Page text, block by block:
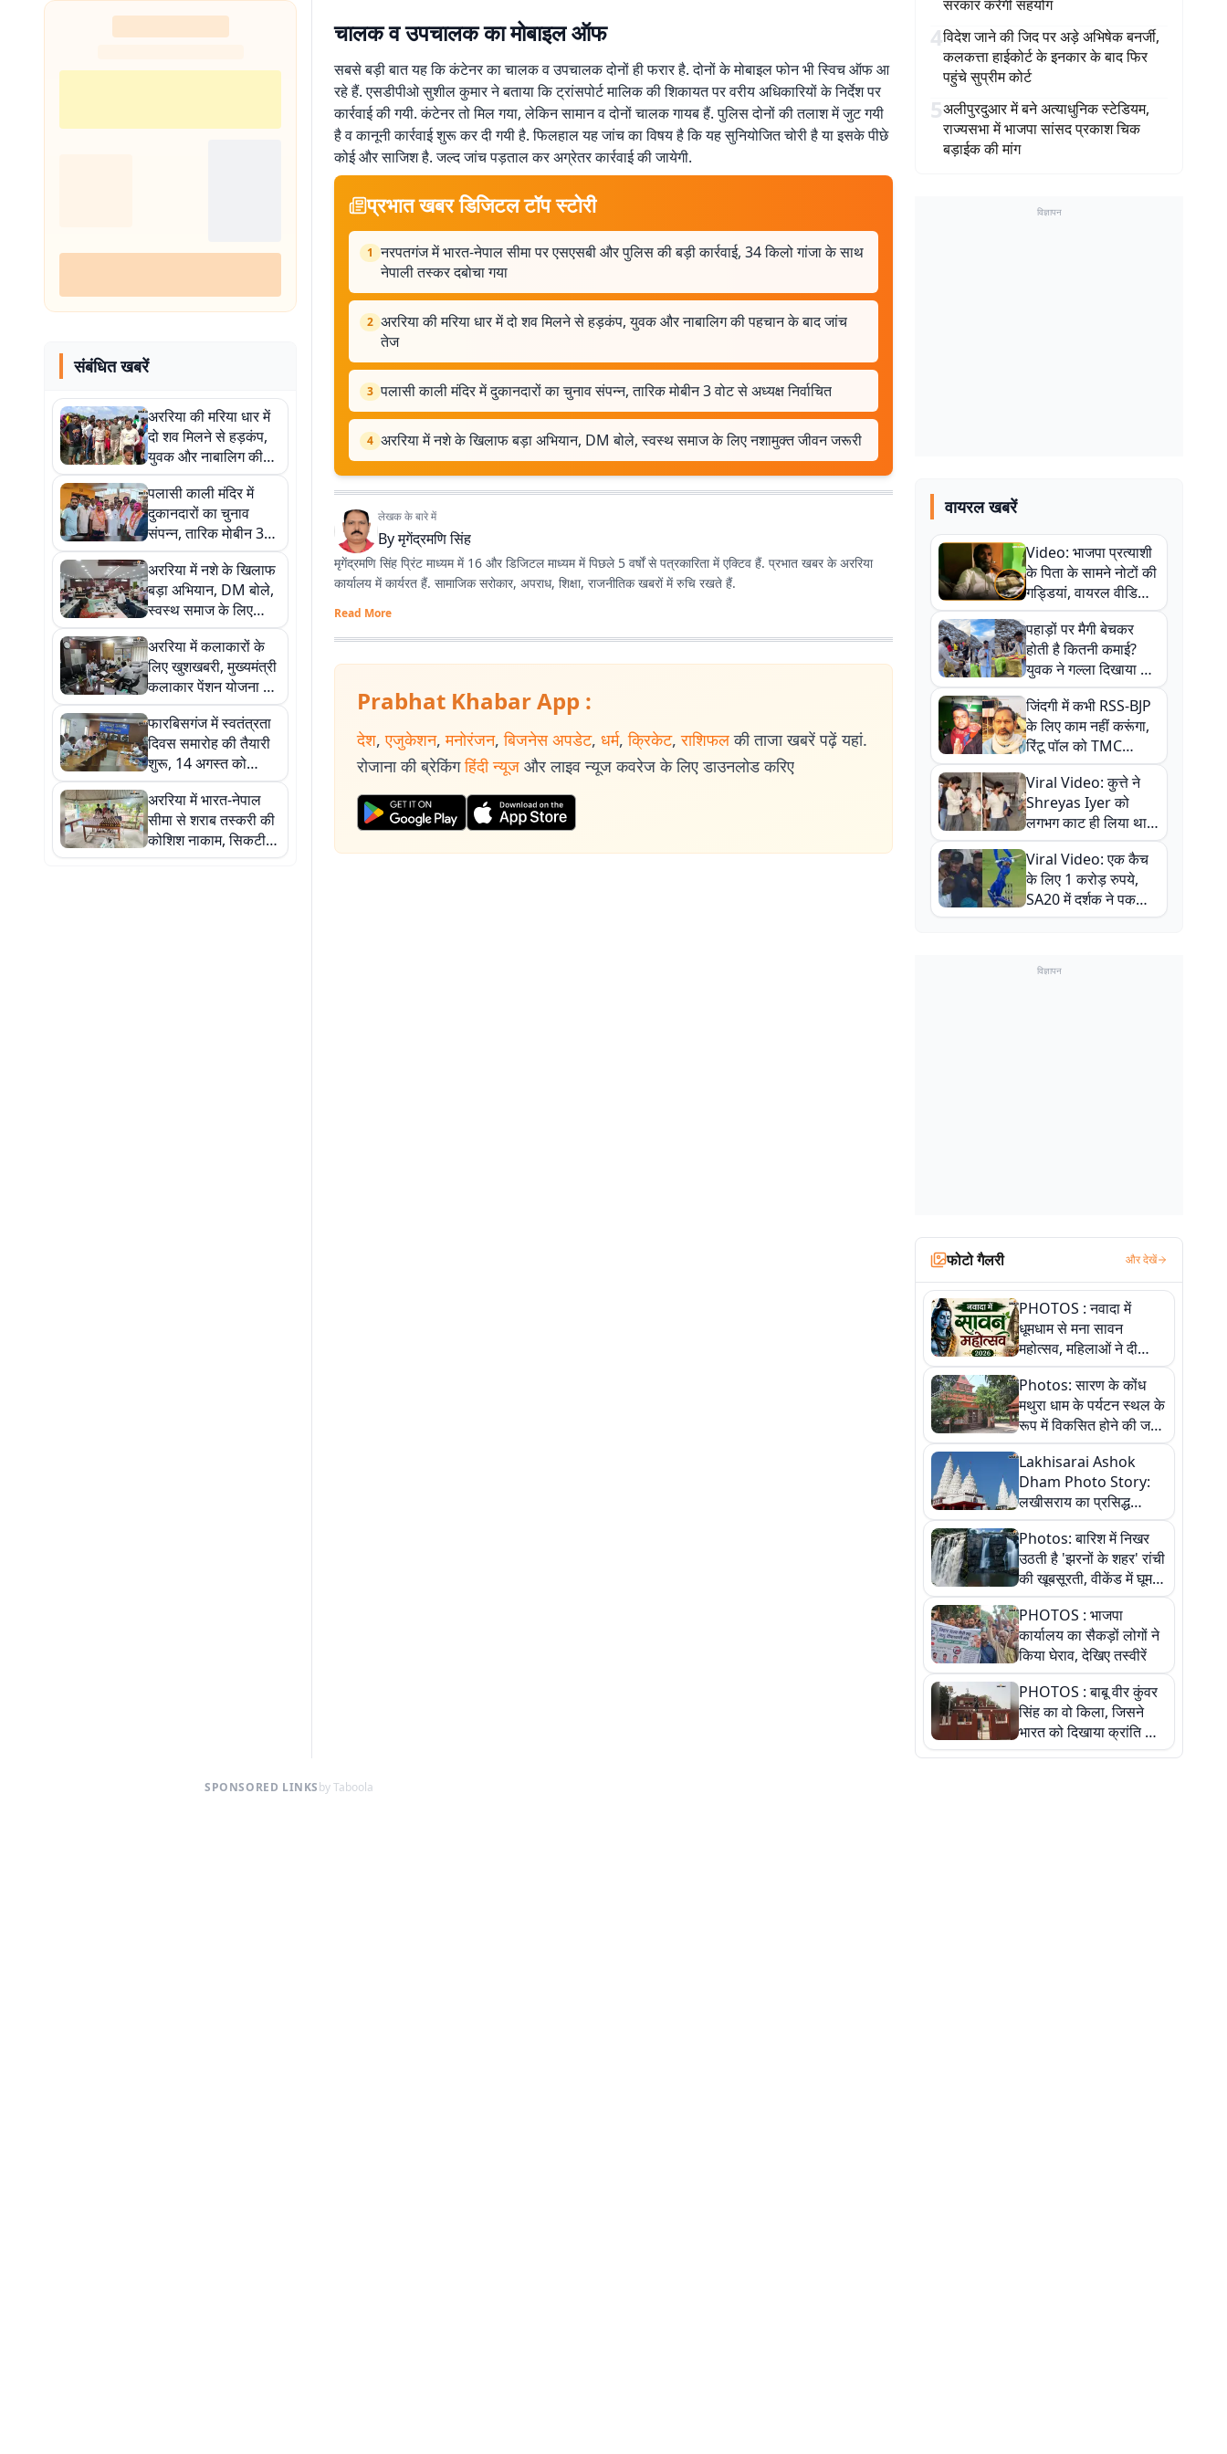
संबंधित खबरें
अररिया की मरिया धार में
दो शव मिलने से हड़कंप,
युवक और नाबालिग की
पहचान के बाद जांच तेज
पलासी काली मंदिर में
दुकानदारों का चुनाव
संपन्न, तारिक मोबीन 3
वोट से अध्यक्ष निर्वाचित
अररिया में नशे के खिलाफ
बड़ा अभियान, DM बोले,
स्वस्थ समाज के लिए
नशामुक्त जीवन जरूरी
अररिया में कलाकारों के
लिए खुशखबरी, मुख्यमंत्री
कलाकार पेंशन योजना के
आवेदनों पर तेज हुई
कार्रवाई
फारबिसगंज में स्वतंत्रता
दिवस समारोह की तैयारी
शुरू, 14 अगस्त को
श्रद्धांजलि कार्यक्रम और
15 को भव्य परेड
अररिया में भारत-नेपाल
सीमा से शराब तस्करी की
कोशिश नाकाम, सिकटी
पुलिस ने 977 बोतल
चालक व उपचालक का मोबाइल ऑफ
सबसे बड़ी बात यह कि कंटेनर का चालक व उपचालक दोनों ही फरार है. दोनों के मोबाइल फोन भी स्विच ऑफ आ
रहे हैं. एसडीपीओ सुशील कुमार ने बताया कि ट्रांसपोर्ट मालिक की शिकायत पर वरीय अधिकारियों के निर्देश पर
कार्रवाई की गयी. कंटेनर तो मिल गया, लेकिन सामान व दोनों चालक गायब हैं. पुलिस दोनों की तलाश में जुट गयी
है व कानूनी कार्रवाई शुरू कर दी गयी है. फिलहाल यह जांच का विषय है कि यह सुनियोजित चोरी है या इसके पीछे
कोई और साजिश है. जल्द जांच पड़ताल कर अग्रेतर कार्रवाई की जायेगी.
प्रभात खबर डिजिटल टॉप स्टोरी
1 नरपतगंज में भारत-नेपाल सीमा पर एसएसबी और पुलिस की बड़ी कार्रवाई, 34 किलो गांजा के साथ
नेपाली तस्कर दबोचा गया
2 अररिया की मरिया धार में दो शव मिलने से हड़कंप, युवक और नाबालिग की पहचान के बाद जांच
तेज
3 पलासी काली मंदिर में दुकानदारों का चुनाव संपन्न, तारिक मोबीन 3 वोट से अध्यक्ष निर्वाचित
4 अररिया में नशे के खिलाफ बड़ा अभियान, DM बोले, स्वस्थ समाज के लिए नशामुक्त जीवन जरूरी
लेखक के बारे में
Byमृगेंद्रमणि सिंह
मृगेंद्रमणि सिंह प्रिंट माध्यम में 16 और डिजिटल माध्यम में पिछले 5 वर्षों से पत्रकारिता में एक्टिव हैं. प्रभात खबर के अररिया
कार्यालय में कार्यरत हैं. सामाजिक सरोकार, अपराध, शिक्षा, राजनीतिक खबरों में रुचि रखते हैं.
Read More
Prabhat Khabar App :
देश, एजुकेशन, मनोरंजन, बिजनेस अपडेट, धर्म, क्रिकेट, राशिफल की ताजा खबरें पढ़ें यहां.
रोजाना की ब्रेकिंग हिंदी न्यूज और लाइव न्यूज कवरेज के लिए डाउनलोड करिए
सरकार करेगी सहयोग
4विदेश जाने की जिद पर अड़े अभिषेक बनर्जी,
कलकत्ता हाईकोर्ट के इनकार के बाद फिर
पहुंचे सुप्रीम कोर्ट
5अलीपुरदुआर में बने अत्याधुनिक स्टेडियम,
राज्यसभा में भाजपा सांसद प्रकाश चिक
बड़ाईक की मांग
विज्ञापन
वायरल खबरें
Video: भाजपा प्रत्याशी
के पिता के सामने नोटों की
गड्डियां, वायरल वीडियो
से राजनीति में उबाल,
अजित महतो बोले- TMC
की गंदी चाल
पहाड़ों पर मैगी बेचकर
होती है कितनी कमाई?
युवक ने गल्ला दिखाया तो
नौकरी वालों के खड़े हो गए
कान
जिंदगी में कभी RSS-BJP
के लिए काम नहीं करूंगा,
रिंटू पॉल को TMC
ऑफिस में ले जाकर पीटा,
Video वायरल
Viral Video: कुत्ते ने
Shreyas Iyer को
लगभग काट ही लिया था,
न्यूजीलैंड सीरीज से पहले
बाल-बाल बचे
Viral Video: एक कैच
के लिए 1 करोड़ रुपये,
SA20 में दर्शक ने पकड़ा
एक हाथ से गजब का कैच
विज्ञापन
फोटो गैलरी और देखें
PHOTOS : नवादा में
धूमधाम से मना सावन
महोत्सव, महिलाओं ने दी
सांस्कृतिक प्रस्तुतियां
Photos: सारण के कोंध
मथुरा धाम के पर्यटन स्थल के
रूप में विकसित होने की जगी
आस, 9 तस्वीरों में देखें पूरी
कहानी
Lakhisarai Ashok
Dham Photo Story:
लखीसराय का प्रसिद्ध
अशोक धाम—आस्था,
श्रृंगार, अनुष्ठान और
अलौकिक संध्या आरती के
विहंगम दृश्य
Photos: बारिश में निखर
उठती है 'झरनों के शहर' रांची
की खूबसूरती, वीकेंड में घूम
आएं ये 5 वादियां
PHOTOS : भाजपा
कार्यालय का सैकड़ों लोगों ने
किया घेराव, देखिए तस्वीरें
PHOTOS : बाबू वीर कुंवर
सिंह का वो किला, जिसने
भारत को दिखाया क्रांति का
रास्ता: तस्वीरों में देखिए
SPONSORED LINKSby Taboola